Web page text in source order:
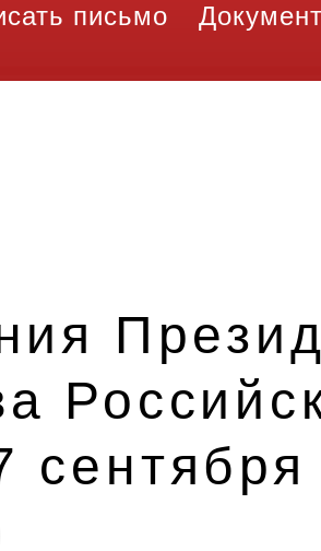
письмо